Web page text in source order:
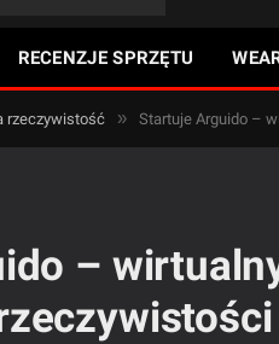
RECENZJE SPRZĘTU
rzeczywistość » Startuje Arguido –
–